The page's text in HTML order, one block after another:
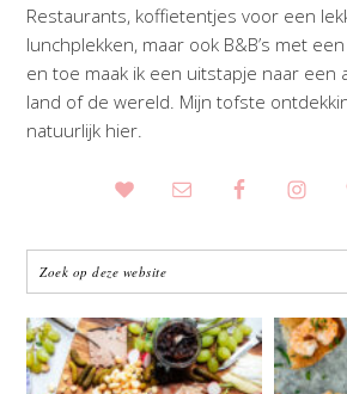
Restaurants, koffietentjes voor een
lunchplekken, maar ook B&B’s met
en toe maak ik een uitstapje naar een
land of de wereld. Mijn tofste
natuurlijk hier.